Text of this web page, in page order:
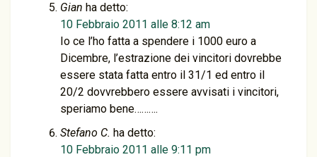
Gian ha detto:
10 Febbraio 2011 alle 8:12 am
Io ce l’ho fatta a spendere i 1000 euro a
Dicembre, l’estrazione dei vincitori dovrebbe
essere stata fatta entro il 31/1 ed entro il
20/2 dovvrebbero essere avvisati i vincitori,
speriamo bene……….
Stefano C. ha detto:
10 Febbraio 2011 alle 9:11 pm